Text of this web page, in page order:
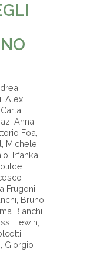
Alex
Anna
Foa,
Michele
Irfanka
Frugoni,
Bruno
Bianchi
Lewin,
Giorgio